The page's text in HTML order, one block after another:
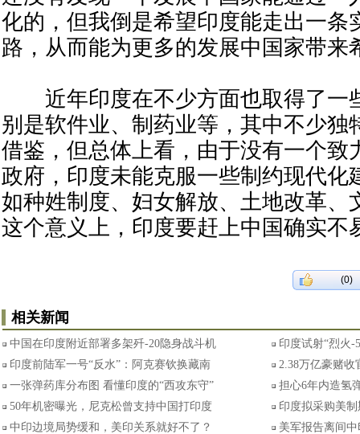
化的，但我倒是希望印度能走出一条
路，从而能为更多的发展中国家带来
近年印度在不少方面也取得了一
别是软件业、制药业等，其中不少独
借鉴，但总体上看，由于没有一个致
政府，印度未能克服一些制约现代化
如种姓制度、妇女解放、土地改革、
这个意义上，印度要赶上中国确实不
(0)
相关新闻
中国在印度附近部署多架歼-20隐身战斗机
印度试射“烈火-
印度前陆军一号“反水”：阿克赛钦换藏南
2.38万亿豪赌收
一张弹药库分布图 看懂印度的“西攻东守”
担心6年内造氢
50年机密曝光，尼克松曾支持中国打印度
印度拟采购美
中印边境局势缓和，美印关系就好不了？
美军报告离间